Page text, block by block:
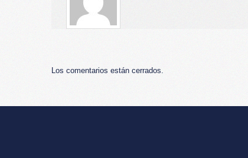
Los comentarios están cerrados.